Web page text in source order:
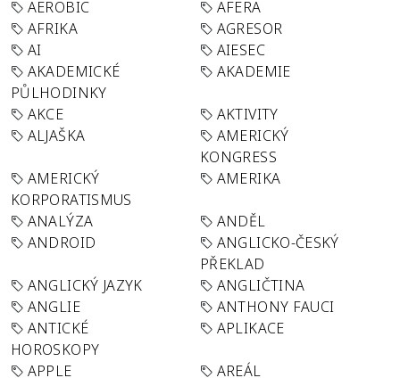
AEROBIC
AFERA
AFRIKA
AGRESOR
AI
AIESEC
AKADEMICKÉ
PŮLHODINKY
AKADEMIE
AKCE
AKTIVITY
ALJAŠKA
AMERICKÝ
KONGRESS
AMERICKÝ
KORPORATISMUS
AMERIKA
ANALÝZA
ANDĚL
ANDROID
ANGLICKO-ČESKÝ
PŘEKLAD
ANGLICKÝ JAZYK
ANGLIČTINA
ANGLIE
ANTHONY FAUCI
ANTICKÉ
HOROSKOPY
APLIKACE
APPLE
AREÁL